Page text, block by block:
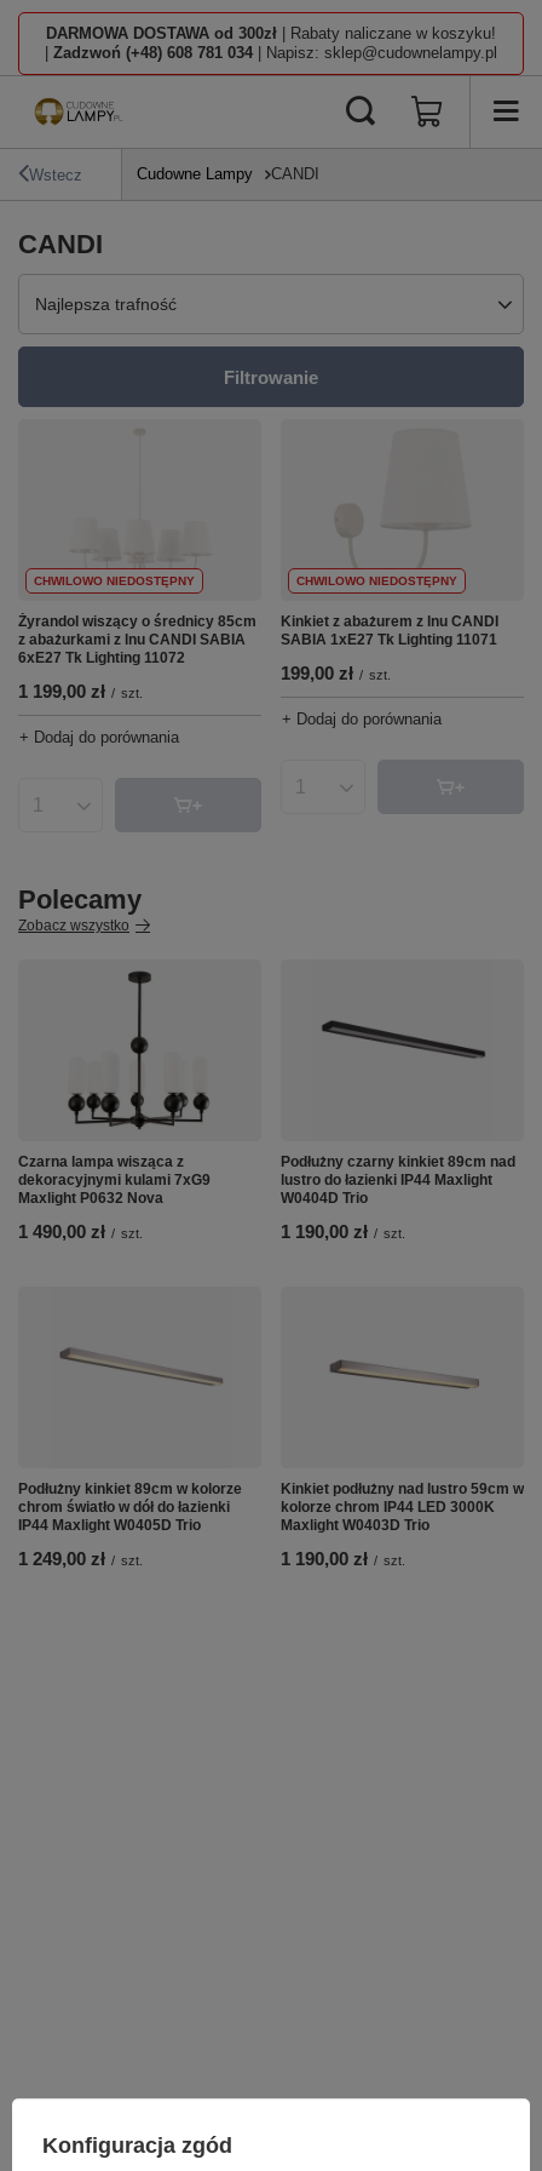
DARMOWA DOSTAWA od 300zł | Rabaty naliczane w koszyku!
Zadzwoń (+48) 608 781 034 | Napisz: sklep@cudownelampy.pl
Wstecz Cudowne Lampy CANDI
CANDI
Zmień sortowanie
Najlepsza trafność
Filtrowanie
CHWILOWO NIEDOSTĘPNY
Żyrandol wiszący o średnicy 85cm
z abażurkami z lnu CANDI SABIA
6xE27 Tk Lighting 11072
1 199,00 zł / szt.
+ Dodaj do porównania
Ilość produktów
CHWILOWO NIEDOSTĘPNY
Kinkiet z abażurem z lnu CANDI
SABIA 1xE27 Tk Lighting 11071
199,00 zł / szt.
+ Dodaj do porównania
Ilość produktów
Polecamy
Zobacz wszystko
Czarna lampa wisząca z
dekoracyjnymi kulami 7xG9
Maxlight P0632 Nova
1 490,00 zł / szt.
Podłużny czarny kinkiet 89cm nad
lustro do łazienki IP44 Maxlight
W0404D Trio
1 190,00 zł / szt.
Podłużny kinkiet 89cm w kolorze
chrom światło w dół do łazienki
IP44 Maxlight W0405D Trio
1 249,00 zł / szt.
Kinkiet podłużny nad lustro 59cm w
kolorze chrom IP44 LED 3000K
Maxlight W0403D Trio
1 190,00 zł / szt.
LAMPY WEWNĘTRZNE
Konfiguracja zgód